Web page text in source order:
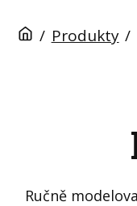
/ Produkty /
Ručně